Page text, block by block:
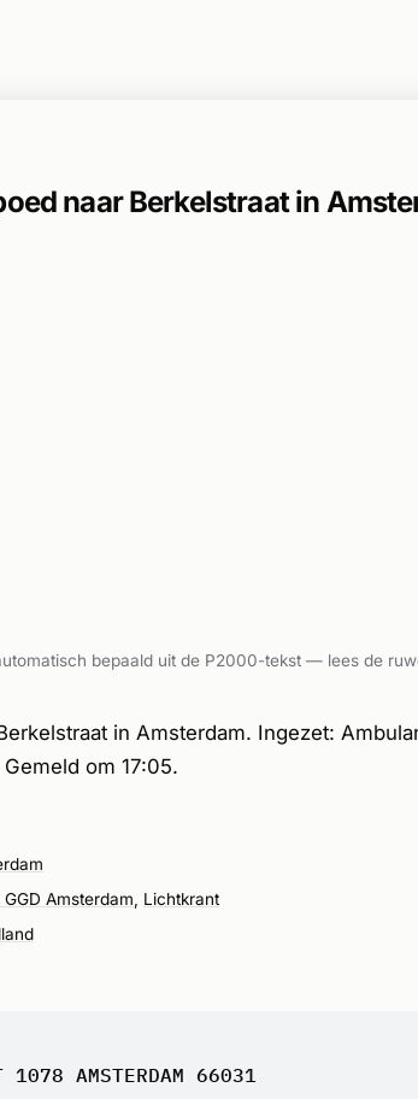
naar Berkelstraat in
bepaald uit de P2000-tekst — lees de
in Amsterdam. Ingezet:
om 17:05.
Amsterdam Lichtkrant
1078 AMSTERDAM 66031